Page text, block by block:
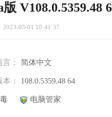
V108.0.5359.48
2023-03-01 10:41:37
言： 简体中文
本： 108.0.5359.48 64
电脑管家